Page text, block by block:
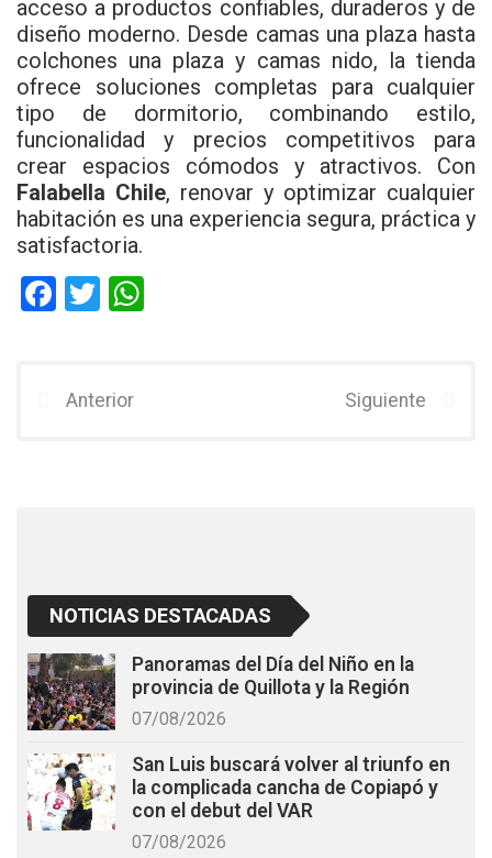
acceso a productos confiables, duraderos y de
diseño moderno. Desde camas una plaza hasta
colchones una plaza y camas nido, la tienda
ofrece soluciones completas para cualquier
tipo de dormitorio, combinando estilo,
funcionalidad y precios competitivos para
crear espacios cómodos y atractivos. Con
Falabella Chile, renovar y optimizar cualquier
habitación es una experiencia segura, práctica y
satisfactoria.
F
b
T
er
Anterior Siguiente
NOTICIAS DESTACADAS
Panoramas del Día del Niño en la
provincia de Quillota y la Región
07/08/2026
San Luis buscará volver al triunfo en
la complicada cancha de Copiapó y
con el debut del VAR
07/08/2026